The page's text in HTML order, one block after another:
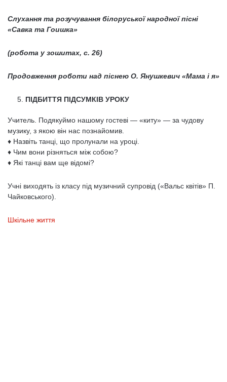
Слухання та розучування білоруської народної пісні
«Савка та Гоишка»
(робота у зошитах, с. 26)
Продовження роботи над піснею О. Янушкевич «Мама і я»
ПІДБИТТЯ ПІДСУМКІВ УРОКУ
Учитель. Подякуймо нашому гостеві — «киту» — за чудову
музику, з якою він нас познайомив.
♦ Назвіть танці, що пролунали на уроці.
♦ Чим вони різняться між собою?
♦ Які танці вам ще відомі?
Учні виходять із класу під музичний супровід («Вальс квітів» П.
Чай­ковського).
Шкільне життя